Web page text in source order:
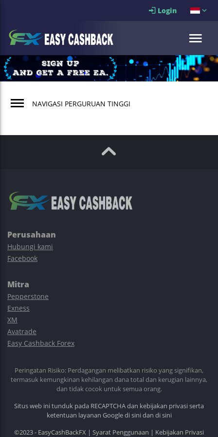
Login
NAVIGASI PERGURUAN TINGGI
Perusahaan
Hubungi kami
Facebook
Mitra
Pepperstone
Exness
XM
Avatrade
Easy Cashback Forex
Peringatan Risiko: Perdagangan melibatkan risiko yang signifikan,
termasuk kemungkinan kehilangan dana total dan kerugian lainnya,
dan tidak cocok untuk semua orang.
Situs web ini tunduk pada RECAPTCHA dan kebijakan privasi serta
ketentuan layanan Googledi sinidan di sini
©2023 - EasyCashBackFX | Syarat Penggunaan | Kebijakan Privasi